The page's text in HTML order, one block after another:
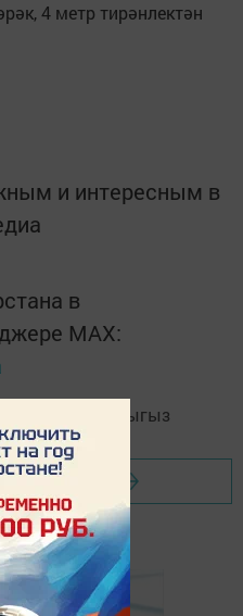
4 метр тирәнлектән
и интересным в
в
MАХ:
язылыгыз
новости